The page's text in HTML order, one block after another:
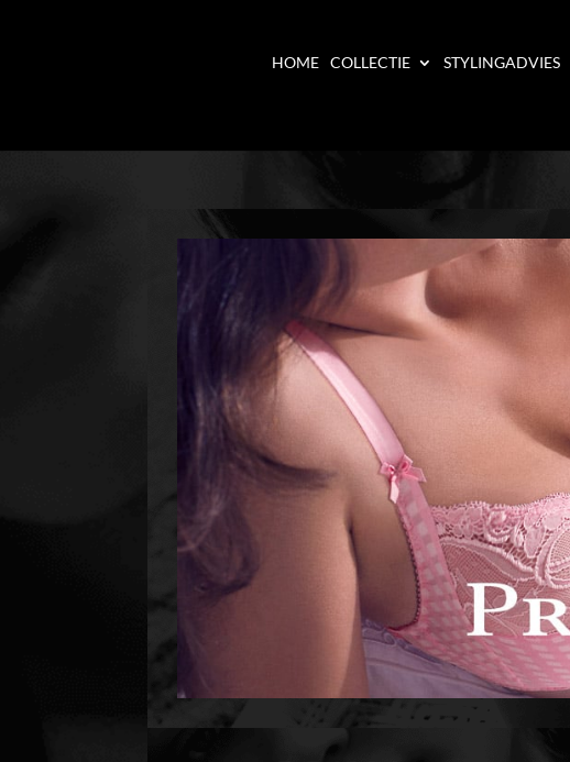
HOME COLLECTIE STYLINGADVIES